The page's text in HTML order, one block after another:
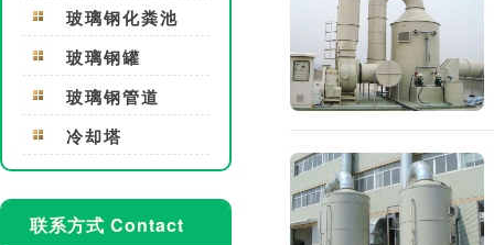
玻璃钢化粪池
玻璃钢罐
玻璃钢管道
冷却塔
联系方式 Contact